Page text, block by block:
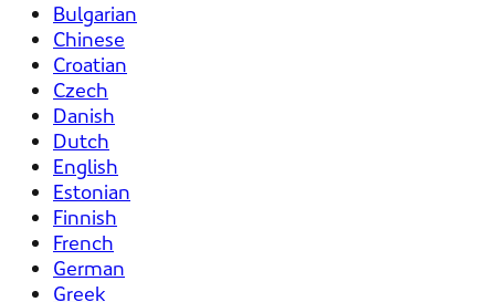
Bulgarian
Chinese
Croatian
Czech
Danish
Dutch
English
Estonian
Finnish
French
German
Greek